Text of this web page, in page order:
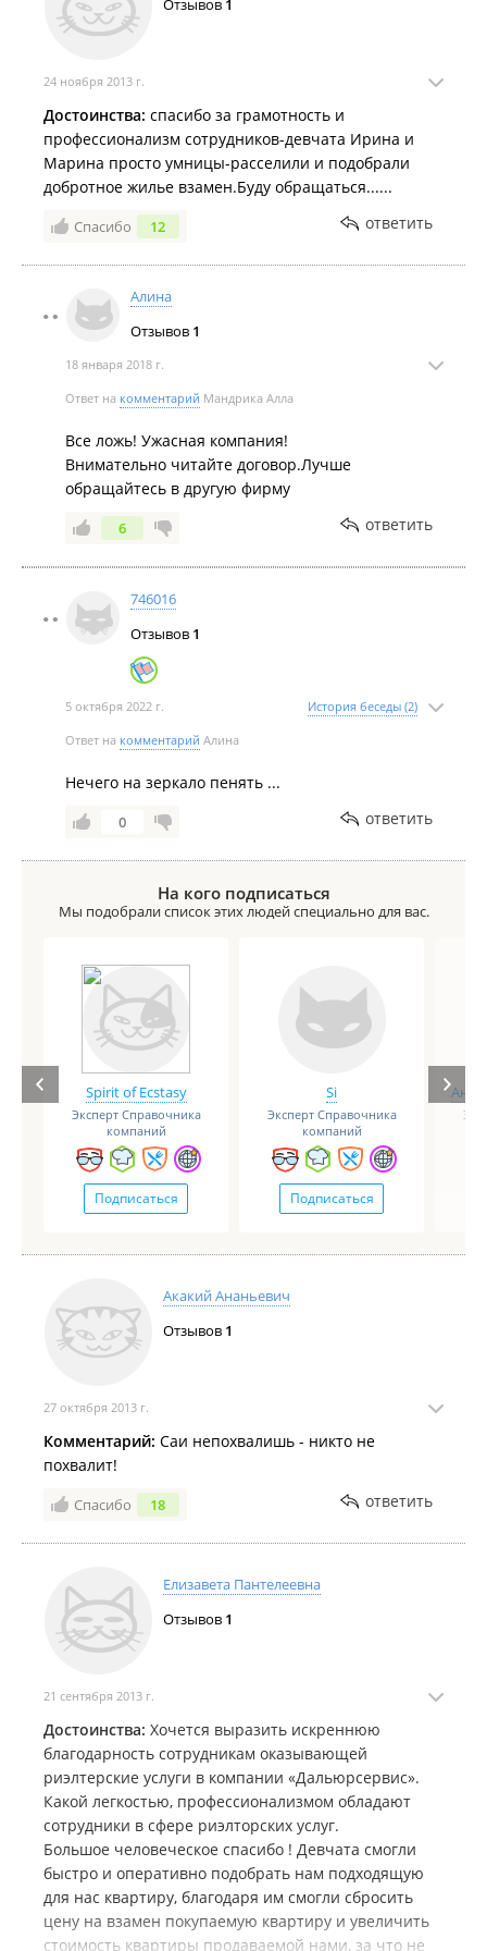
Отзывов 1
24 ноября 2013 г.
Достоинства: спасибо за грамотность и
профессионализм сотрудников-девчата Ирина и
Марина просто умницы-расселили и подобрали
добротное жилье взамен.Буду обращаться......
Спасибо 12 ответить
Алина
Отзывов 1
18 января 2018 г.
Ответ на комментарий Мандрика Алла
Все ложь! Ужасная компания!
Внимательно читайте договор.Лучше
обращайтесь в другую фирму
6 ответить
746016
Отзывов 1
5 октября 2022 г. История беседы (2)
Ответ на комментарий Алина
Нечего на зеркало пенять ...
0 ответить
На кого подписаться
Мы подобрали список этих людей специально для вас.
Spirit of Ecstasy
Эксперт Справочника
компаний
Подписаться
Si
Эксперт Справочника
компаний
Подписаться
Акакий Ананьевич
Отзывов 1
27 октября 2013 г.
Комментарий: Саи непохвалишь - никто не
похвалит!
Спасибо 18 ответить
Елизавета Пантелеевна
Отзывов 1
21 сентября 2013 г.
Достоинства: Хочется выразить искреннюю
благодарность сотрудникам оказывающей
риэлтерские услуги в компании «Дальюрсервис».
Какой легкостью, профессионализмом обладают
сотрудники в сфере риэлторских услуг.
Большое человеческое спасибо ! Девчата смогли
быстро и оперативно подобрать нам подходящую
для нас квартиру, благодаря им смогли сбросить
цену на взамен покупаемую квартиру и увеличить
стоимость квартиры продаваемой нами, за что не